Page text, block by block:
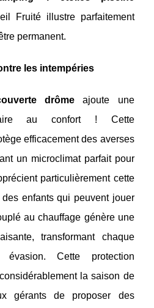
Fruité illustre parfaitement
permanent.
les intempéries
drôme ajoute une
au confort ! Cette
efficacement des averses
un microclimat parfait pour
particulièrement cette
enfants qui peuvent jouer
au chauffage génère une
transformant chaque
Cette protection
la saison de
gérants de proposer des